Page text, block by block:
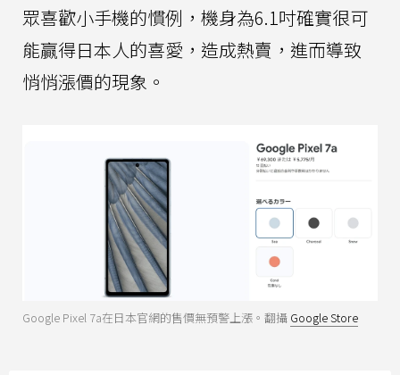
眾喜歡小手機的慣例，機身為6.1吋確實很可
能贏得日本人的喜愛，造成熱賣，進而導致
悄悄漲價的現象。
Google Pixel 7a在日本官網的售價無預警上漲。翻攝 Google Store